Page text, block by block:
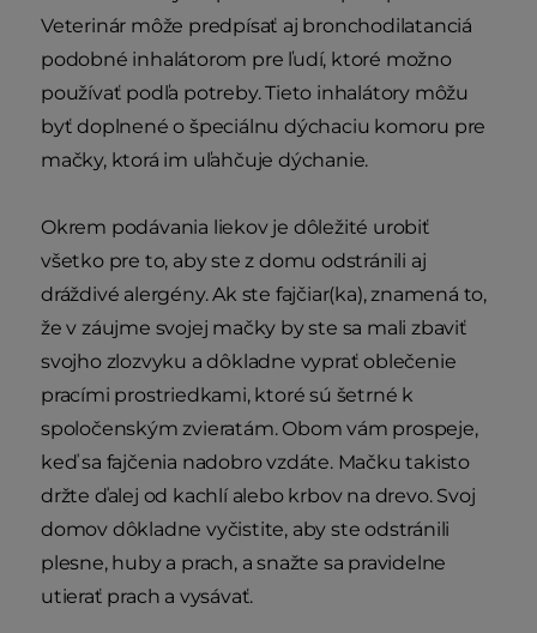
Veterinár môže predpísať aj bronchodilatanciá
podobné inhalátorom pre ľudí, ktoré možno
používať podľa potreby. Tieto inhalátory môžu
byť doplnené o špeciálnu dýchaciu komoru pre
mačky, ktorá im uľahčuje dýchanie.
Okrem podávania liekov je dôležité urobiť
všetko pre to, aby ste z domu odstránili aj
dráždivé alergény. Ak ste fajčiar(ka), znamená to,
že v záujme svojej mačky by ste sa mali zbaviť
svojho zlozvyku a dôkladne vyprať oblečenie
pracími prostriedkami, ktoré sú šetrné k
spoločenským zvieratám. Obom vám prospeje,
keď sa fajčenia nadobro vzdáte. Mačku takisto
držte ďalej od kachlí alebo krbov na drevo. Svoj
domov dôkladne vyčistite, aby ste odstránili
plesne, huby a prach, a snažte sa pravidelne
utierať prach a vysávať.